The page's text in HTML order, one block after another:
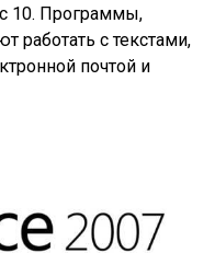
10. Программы,
работать с текстами,
почтой и